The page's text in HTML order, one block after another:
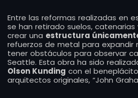
Entre las reformas realizadas en
se han retirado suelos,
crear una estructura
refuerzos de metal para expandir
tener obstáculos para observar
Seattle. Esta obra ha sido
Olson Kunding con el
arquitectos originales, “John